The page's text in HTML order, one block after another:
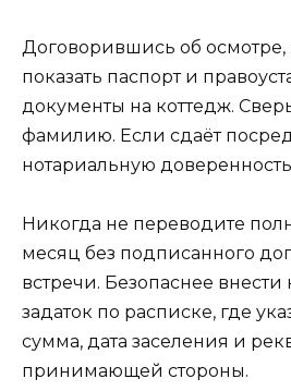
Договорившись об осмотре,
показать паспорт и
документы на коттедж.
фамилию. Если сдаёт
нотариальную
Никогда не переводите
месяц без подписанного
встречи. Безопаснее
задаток по расписке, где
сумма, дата заселения и
принимающей стороны.